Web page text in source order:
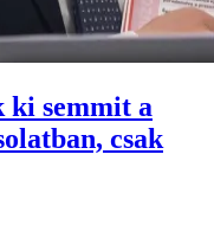
ki semmit a
csak